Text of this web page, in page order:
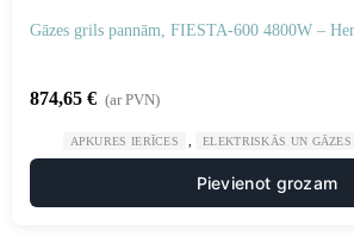
Gāzes grils pannām, FIESTA-600 4800W –
874,65 € (ar PVN)
APKURES IERĪCES ELEKTRISKĀS UN GĀZES
Pievienot grozam